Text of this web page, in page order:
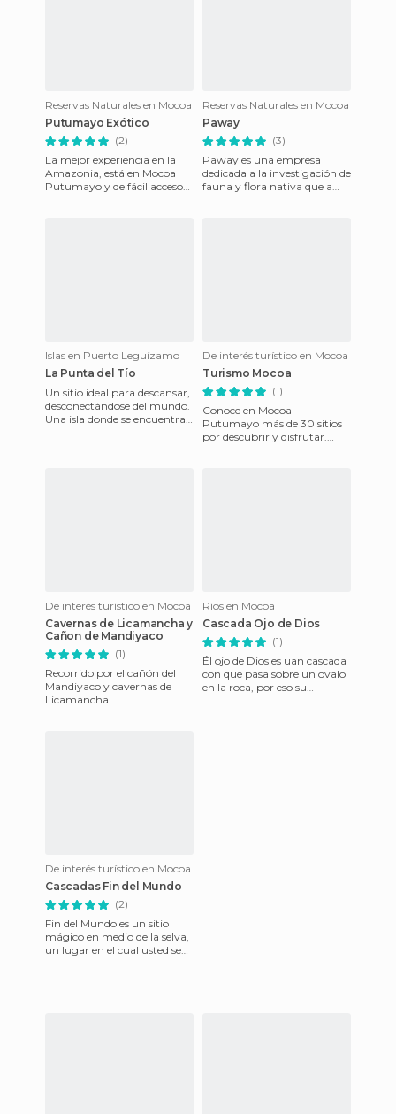
Reservas Naturales en Mocoa
Putumayo Exótico
(2)
La mejor experiencia en la
Amazonia, está en Mocoa
Putumayo y de fácil acceso
Reservas Naturales en Mocoa
Paway
(3)
Paway es una empresa
dedicada a la investigación de
fauna y flora nativa que a
Islas en Puerto Leguízamo
La Punta del Tío
Un sitio ideal para descansar,
desconectándose del mundo.
Una isla donde se encuentra
De interés turístico en Mocoa
Turismo Mocoa
(1)
Conoce en Mocoa -
Putumayo más de 30 sitios
por descubrir y disfrutar.
De interés turístico en Mocoa
Cavernas de Licamancha y
Cañon de Mandiyaco
(1)
Recorrido por el cañón del
Mandiyaco y cavernas de
Licamancha.
Ríos en Mocoa
Cascada Ojo de Dios
(1)
Él ojo de Dios es uan cascada
con que pasa sobre un ovalo
en la roca, por eso su
De interés turístico en Mocoa
Cascadas Fin del Mundo
(2)
Fin del Mundo es un sitio
mágico en medio de la selva,
un lugar en el cual usted se